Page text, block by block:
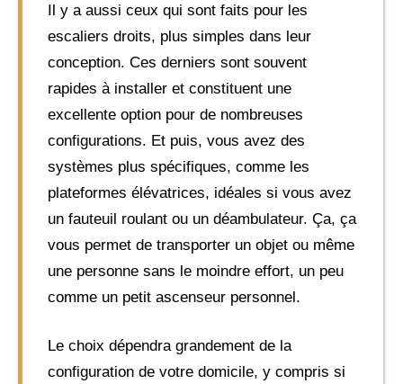
Il y a aussi ceux qui sont faits pour les
escaliers droits, plus simples dans leur
conception. Ces derniers sont souvent
rapides à installer et constituent une
excellente option pour de nombreuses
configurations. Et puis, vous avez des
systèmes plus spécifiques, comme les
plateformes élévatrices, idéales si vous avez
un fauteuil roulant ou un déambulateur. Ça, ça
vous permet de transporter un objet ou même
une personne sans le moindre effort, un peu
comme un petit ascenseur personnel.
Le choix dépendra grandement de la
configuration de votre domicile, y compris si